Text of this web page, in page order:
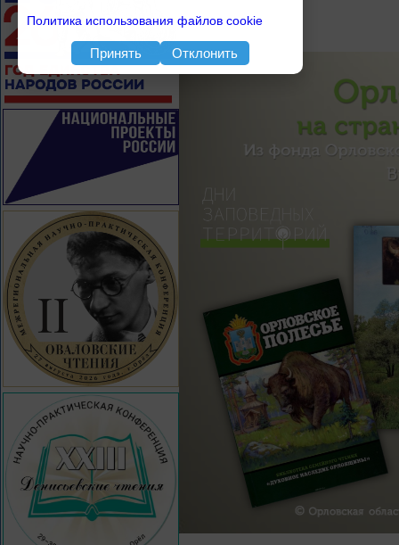
Политика использования файлов cookie
Принять Отклонить